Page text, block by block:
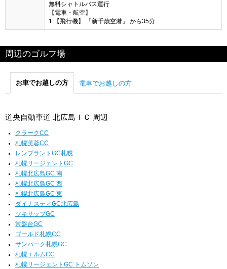
無料シャトルバス運行
【電車・航空】
1.【飛行機】 「新千歳空港」 から35分
周辺のゴルフ場
お車でお越しの方 電車でお越しの方
道央自動車道 北広島ＩＣ 周辺
クラークCC
札幌芙蓉CC
レンブラントGC札幌
札幌リージェントGC
札幌北広島GC 南
札幌北広島GC 西
札幌北広島GC 東
ダイナスティGC北広島
ツキサップGC
常盤台GC
ゴールド札幌CC
サンパーク札幌GC
札幌エルムCC
札幌リージェントGC トムソン